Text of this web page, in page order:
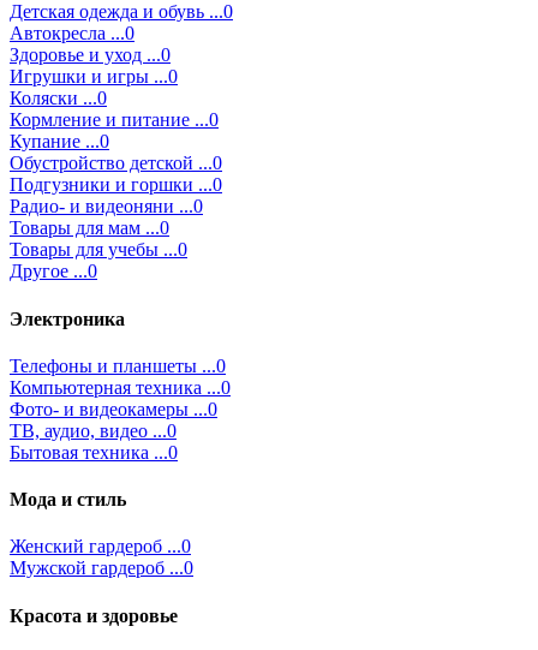
Детская одежда и обувь ...0
Автокресла ...0
Здоровье и уход ...0
Игрушки и игры ...0
Коляски ...0
Кормление и питание ...0
Купание ...0
Обустройство детской ...0
Подгузники и горшки ...0
Радио- и видеоняни ...0
Товары для мам ...0
Товары для учебы ...0
Другое ...0
Электроника
Телефоны и планшеты ...0
Компьютерная техника ...0
Фото- и видеокамеры ...0
ТВ, аудио, видео ...0
Бытовая техника ...0
Мода и стиль
Женский гардероб ...0
Мужской гардероб ...0
Красота и здоровье